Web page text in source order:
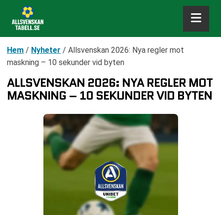
Hem / Nyheter / Allsvenskan 2026: Nya regler mot
maskning – 10 sekunder vid byten
ALLSVENSKAN 2026: NYA REGLER MOT
MASKNING – 10 SEKUNDER VID BYTEN